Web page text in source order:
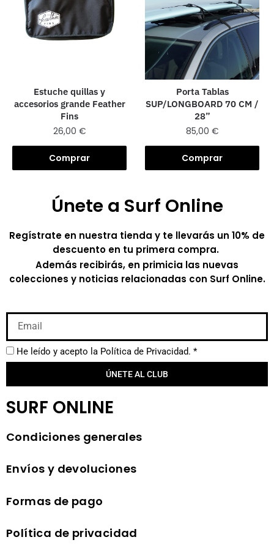
Estuche quillas y
accesorios grande Feather
Fins
26,00 €
Comprar
Porta Tablas
SUP/LONGBOARD 70 CM /
28”
85,00 €
Comprar
Únete a Surf Online
Regístrate en nuestra tienda y te llevarás un 10% de
descuento en tu primera compra.
Además recibirás, en primicia las nuevas
colecciones y noticias relacionadas con Surf Online.
He leído y acepto la Política de Privacidad. *
ÚNETE AL CLUB
SURF ONLINE
Condiciones generales
Envíos y devoluciones
Formas de pago
Política de privacidad